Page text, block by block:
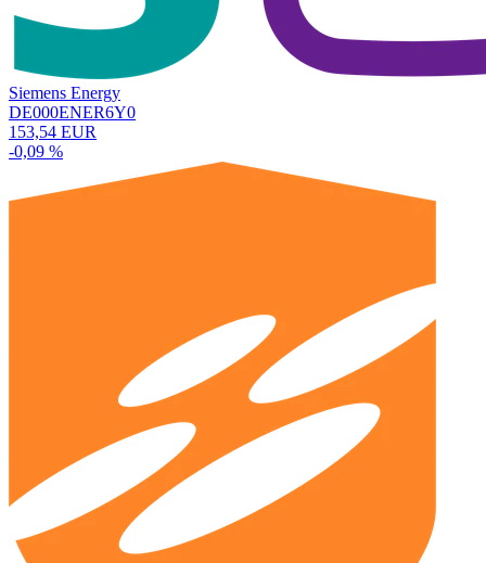
Siemens Energy
DE000ENER6Y0
153,54 EUR
-0,09 %